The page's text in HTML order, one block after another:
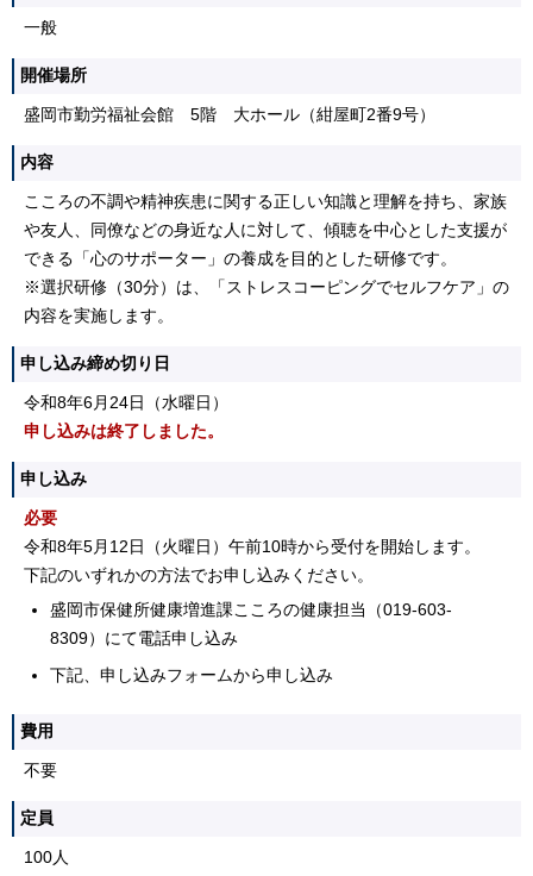
一般
開催場所
盛岡市勤労福祉会館 5階 大ホール（紺屋町2番9号）
内容
こころの不調や精神疾患に関する正しい知識と理解を持ち、家族
や友人、同僚などの身近な人に対して、傾聴を中心とした支援が
できる「心のサポーター」の養成を目的とした研修です。
※選択研修（30分）は、「ストレスコーピングでセルフケア」の
内容を実施します。
申し込み締め切り日
令和8年6月24日（水曜日）
申し込みは終了しました。
申し込み
必要
令和8年5月12日（火曜日）午前10時から受付を開始します。
下記のいずれかの方法でお申し込みください。
盛岡市保健所健康増進課こころの健康担当（019-603-
8309）にて電話申し込み
下記、申し込みフォームから申し込み
費用
不要
定員
100人